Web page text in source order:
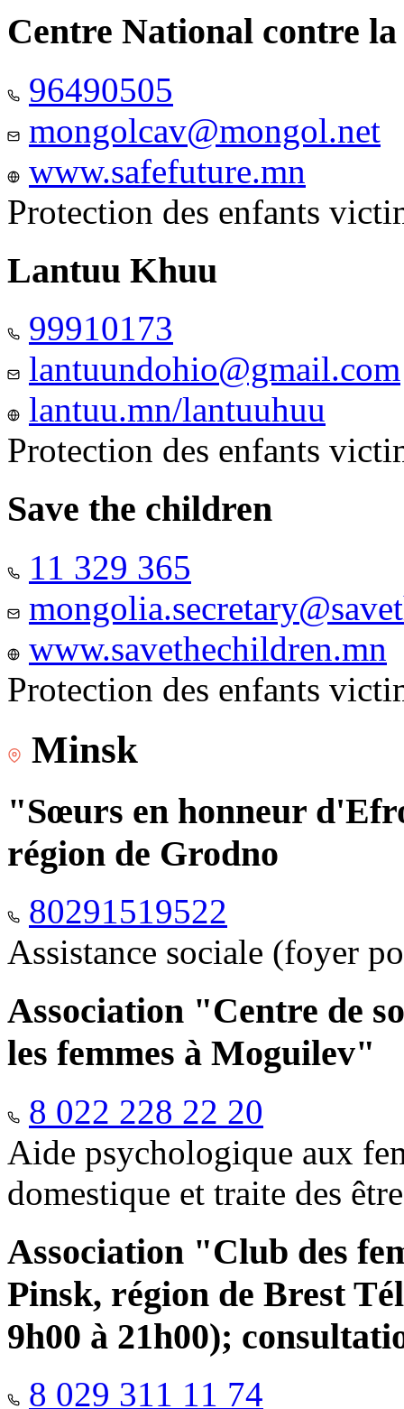
Centre National contre la
96490505
mongolcav@mongol.net
www.safefuture.mn
Protection des enfants
Lantuu Khuu
99910173
lantuundohio@gmail.com
lantuu.mn/lantuuhuu
Protection des enfants
Save the children
11 329 365
www.savethechildren.mn
Protection des enfants
Minsk
"Sœurs en honneur
région de Grodno
80291519522
Assistance sociale (foyer
Association "Centre de
les femmes à Moguilev"
8 022 228 22 20
Aide psychologique aux
domestique et traite des
Association "Club des
Pinsk, région de Brest
9h00 à 21h00);
8 029 311 11 74